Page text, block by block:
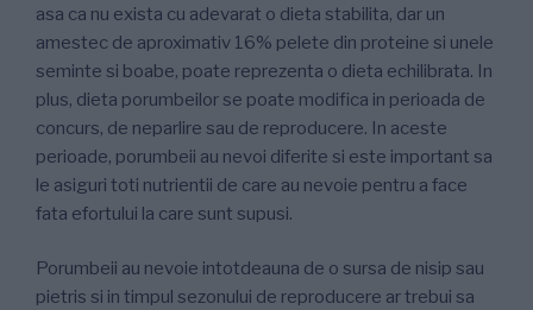
asa ca nu exista cu adevarat o dieta stabilita, dar un
amestec de aproximativ 16% pelete din proteine si unele
seminte si boabe, poate reprezenta o dieta echilibrata. In
plus, dieta porumbeilor se poate modifica in perioada de
concurs, de neparlire sau de reproducere. In aceste
perioade, porumbeii au nevoi diferite si este important sa
le asiguri toti nutrientii de care au nevoie pentru a face
fata efortului la care sunt supusi.
Porumbeii au nevoie intotdeauna de o sursa de nisip sau
pietris si in timpul sezonului de reproducere ar trebui sa